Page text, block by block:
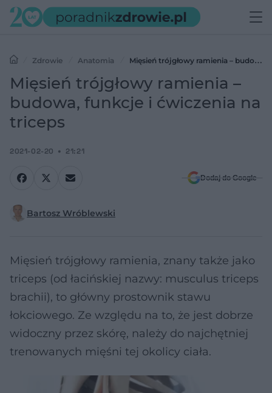
Zdrowie Anatomia
Mięsień trójgłowy ramienia – budowa,
funkcje i ćwiczenia na triceps
Mięsień trójgłowy ramienia –
budowa, funkcje i ćwiczenia na
triceps
2021-02-20 21:21
Dodaj do Google
Bartosz Wróblewski
Mięsień trójgłowy ramienia, znany także jako
triceps (od łacińskiej nazwy: musculus triceps
brachii), to główny prostownik stawu
łokciowego. Ze względu na to, że jest dobrze
widoczny przez skórę, należy do najchętniej
trenowanych mięśni tej okolicy ciała.